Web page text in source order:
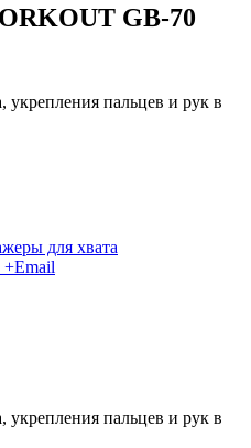
GB-70
пальцев и рук в
для хвата
+Email
пальцев и рук в